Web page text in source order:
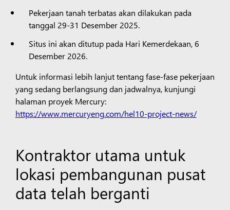
Pekerjaan tanah terbatas akan dilakukan pada
tanggal 29-31 Desember 2025.
Situs ini akan ditutup pada Hari Kemerdekaan, 6
Desember 2026.
Untuk informasi lebih lanjut tentang fase-fase pekerjaan
yang sedang berlangsung dan jadwalnya, kunjungi
halaman proyek Mercury:
https://www.mercuryeng.com/hel10-project-news/
Kontraktor utama untuk
lokasi pembangunan pusat
data telah berganti